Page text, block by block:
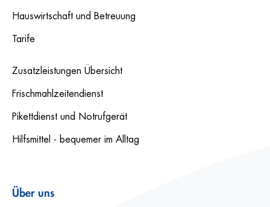
Hauswirtschaft und Betreuung
Tarife
Zusatzleistungen Übersicht
Frischmahlzeitendienst
Pikettdienst und Notrufgerät
Hilfsmittel - bequemer im Alltag
Über uns